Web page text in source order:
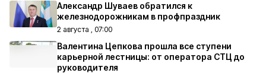
Александр Шуваев обратился к
железнодорожникам в профпраздник
2 августа , 07:00
Валентина Цепкова прошла все ступени
карьерной лестницы: от оператора СТЦ до
руководителя